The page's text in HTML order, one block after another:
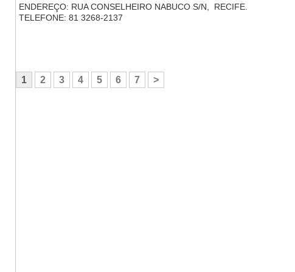
ENDEREÇO: RUA CONSELHEIRO NABUCO S/N, RECIFE.
TELEFONE: 81 3268-2137
1 2 3 4 5 6 7 >